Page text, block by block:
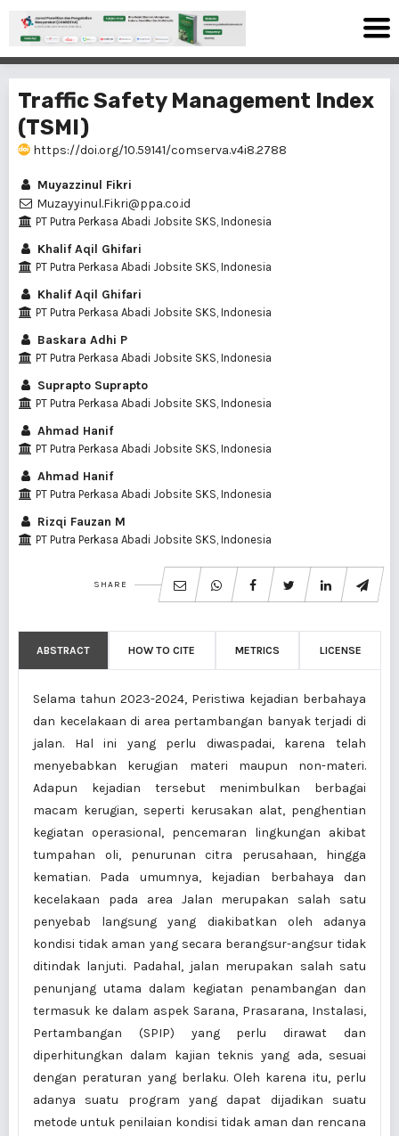
Traffic Safety Management Index
(TSMI)
https://doi.org/10.59141/comserva.v4i8.2788
Muyazzinul Fikri
Muzayyinul.Fikri@ppa.co.id
PT Putra Perkasa Abadi Jobsite SKS, Indonesia
Khalif Aqil Ghifari
PT Putra Perkasa Abadi Jobsite SKS, Indonesia
Khalif Aqil Ghifari
PT Putra Perkasa Abadi Jobsite SKS, Indonesia
Baskara Adhi P
PT Putra Perkasa Abadi Jobsite SKS, Indonesia
Suprapto Suprapto
PT Putra Perkasa Abadi Jobsite SKS, Indonesia
Ahmad Hanif
PT Putra Perkasa Abadi Jobsite SKS, Indonesia
Ahmad Hanif
PT Putra Perkasa Abadi Jobsite SKS, Indonesia
Rizqi Fauzan M
PT Putra Perkasa Abadi Jobsite SKS, Indonesia
SHARE
ABSTRACT HOW TO CITE METRICS LICENSE
Selama tahun 2023-2024, Peristiwa kejadian berbahaya
dan kecelakaan di area pertambangan banyak terjadi di
jalan. Hal ini yang perlu diwaspadai, karena telah
menyebabkan kerugian materi maupun non-materi.
Adapun kejadian tersebut menimbulkan berbagai
macam kerugian, seperti kerusakan alat, penghentian
kegiatan operasional, pencemaran lingkungan akibat
tumpahan oli, penurunan citra perusahaan, hingga
kematian. Pada umumnya, kejadian berbahaya dan
kecelakaan pada area Jalan merupakan salah satu
penyebab langsung yang diakibatkan oleh adanya
kondisi tidak aman yang secara berangsur-angsur tidak
ditindak lanjuti. Padahal, jalan merupakan salah satu
penunjang utama dalam kegiatan penambangan dan
termasuk ke dalam aspek Sarana, Prasarana, Instalasi,
Pertambangan (SPIP) yang perlu dirawat dan
diperhitungkan dalam kajian teknis yang ada, sesuai
dengan peraturan yang berlaku. Oleh karena itu, perlu
adanya suatu program yang dapat dijadikan suatu
metode untuk penilaian kondisi tidak aman dan rencana